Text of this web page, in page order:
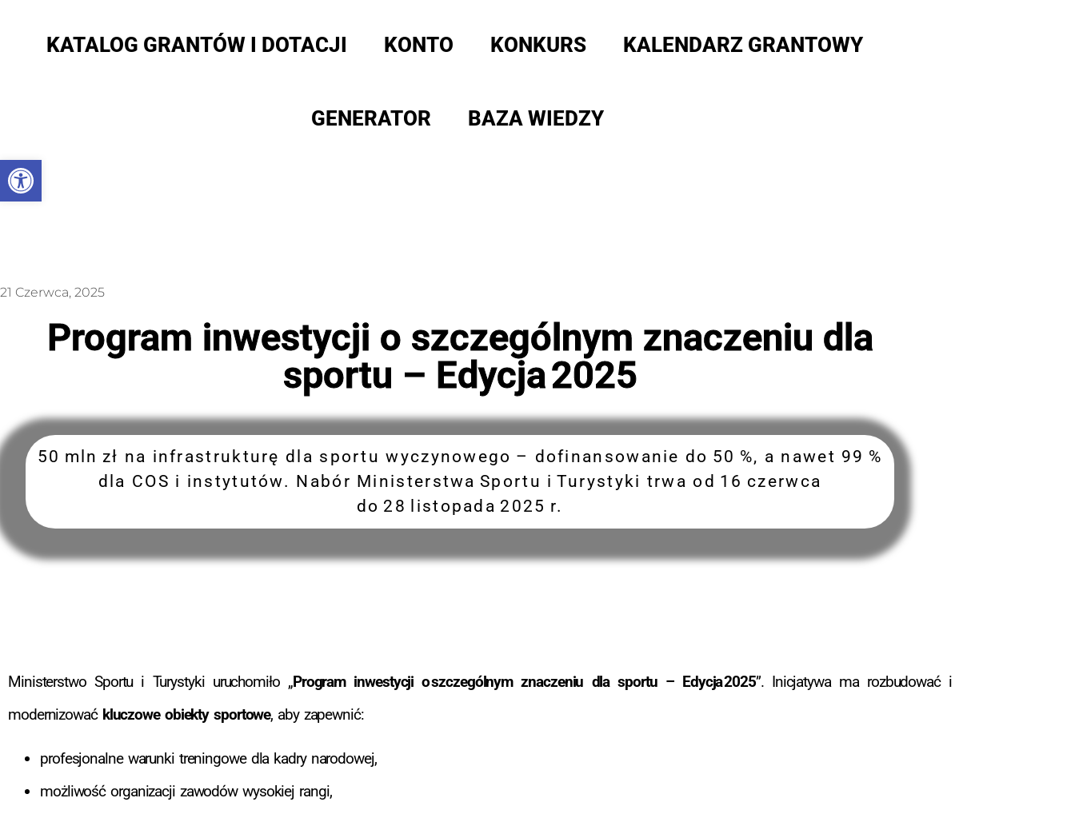
Otwórz pasek narzędzi
KATALOG GRANTÓW I DOTACJI KONTO KONKURS KALENDARZ GRANTOWY
GENERATOR BAZA WIEDZY
21 Czerwca, 2025
Program inwestycji o szczególnym znaczeniu dla
sportu – Edycja 2025
50 mln zł na infrastrukturę dla sportu wyczynowego – dofinansowanie do 50 %, a nawet 99 %
dla COS i instytutów. Nabór Ministerstwa Sportu i Turystyki trwa od 16 czerwca
do 28 listopada 2025 r.
Ministerstwo Sportu i Turystyki uruchomiło „Program inwestycji o szczególnym znaczeniu dla sportu – Edycja 2025”. Inicjatywa ma rozbudować i
modernizować kluczowe obiekty sportowe, aby zapewnić:
profesjonalne warunki treningowe dla kadry narodowej,
możliwość organizacji zawodów wysokiej rangi,